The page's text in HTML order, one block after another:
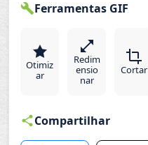
Ferramentas GIF
Otimiz
ar
Redim
ensio
nar
Cortar
Compartilhar